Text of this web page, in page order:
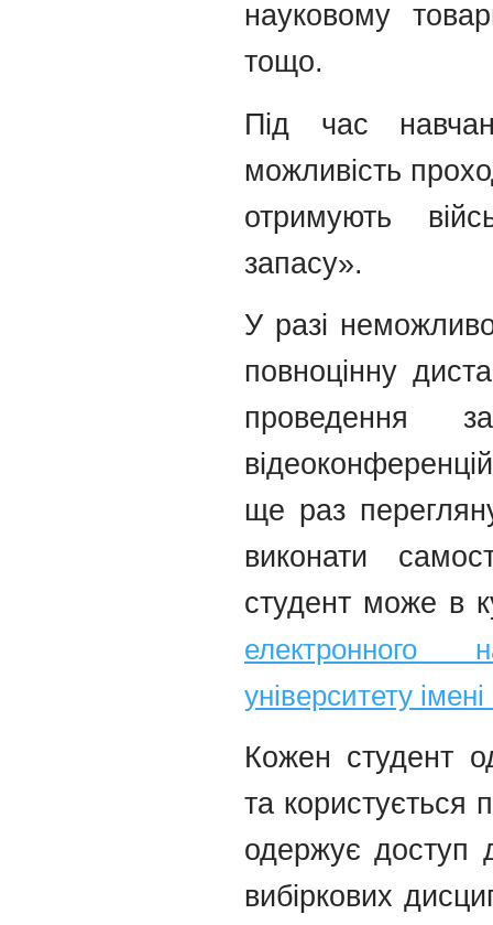
науковому
тощо.
Під час
можливість
отримують
запасу».
У разі
повноцінну
проведення
ще раз
виконати
студент може в
електронного
університету
Кожен студент
та користується
одержує доступ
вибіркових